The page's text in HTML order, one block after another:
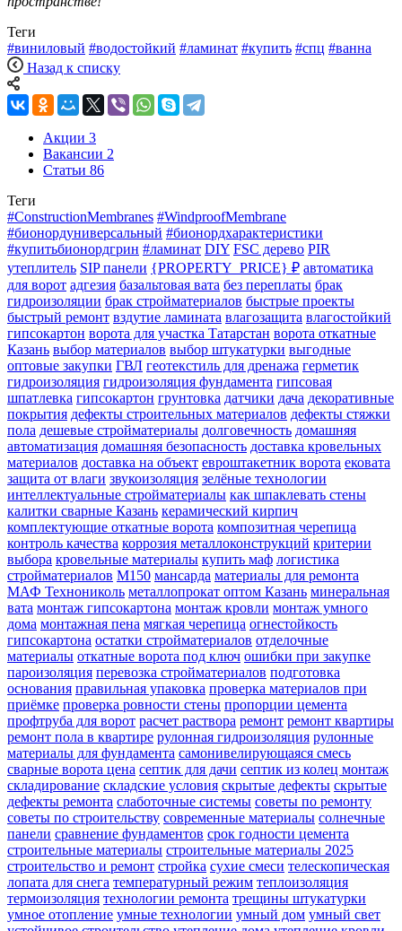
Теги
#виниловый #водостойкий #ламинат #купить #спц #ванна
Назад к списку
Акции 3
Вакансии 2
Статьи 86
Теги
#ConstructionMembranes #WindproofMembrane
#бионордуниверсальный #бионордхарактеристики
#купитьбионордгрин #ламинат DIY FSC дерево PIR
утеплитель SIP панели {PROPERTY_PRICE} ₽ автоматика
для ворот адгезия базальтовая вата без переплаты брак
гидроизоляции брак стройматериалов быстрые проекты
быстрый ремонт вздутие ламината влагозащита влагостойкий
гипсокартон ворота для участка Татарстан ворота откатные
Казань выбор материалов выбор штукатурки выгодные
оптовые закупки ГВЛ геотекстиль для дренажа герметик
гидроизоляция гидроизоляция фундамента гипсовая
шпатлевка гипсокартон грунтовка датчики дача декоративные
покрытия дефекты строительных материалов дефекты стяжки
пола дешевые стройматериалы долговечность домашняя
автоматизация домашняя безопасность доставка кровельных
материалов доставка на объект евроштакетник ворота ековата
защита от влаги звукоизоляция зелёные технологии
интеллектуальные стройматериалы как шпаклевать стены
калитки сварные Казань керамический кирпич
комплектующие откатные ворота композитная черепица
контроль качества коррозия металлоконструкций критерии
выбора кровельные материалы купить маф логистика
стройматериалов М150 мансарда материалы для ремонта
МАФ Технониколь металлопрокат оптом Казань минеральная
вата монтаж гипсокартона монтаж кровли монтаж умного
дома монтажная пена мягкая черепица огнестойкость
гипсокартона остатки стройматериалов отделочные
материалы откатные ворота под ключ ошибки при закупке
пароизоляция перевозка стройматериалов подготовка
основания правильная упаковка проверка материалов при
приёмке проверка ровности стены пропорции цемента
профтруба для ворот расчет раствора ремонт ремонт квартиры
ремонт пола в квартире рулонная гидроизоляция рулонные
материалы для фундамента самонивелирующаяся смесь
сварные ворота цена септик для дачи септик из колец монтаж
складирование складские условия скрытые дефекты скрытые
дефекты ремонта слаботочные системы советы по ремонту
советы по строительству современные материалы солнечные
панели сравнение фундаментов срок годности цемента
строительные материалы строительные материалы 2025
строительство и ремонт стройка сухие смеси телескопическая
лопата для снега температурный режим теплоизоляция
термоизоляция технологии ремонта трещины штукатурки
умное отопление умные технологии умный дом умный свет